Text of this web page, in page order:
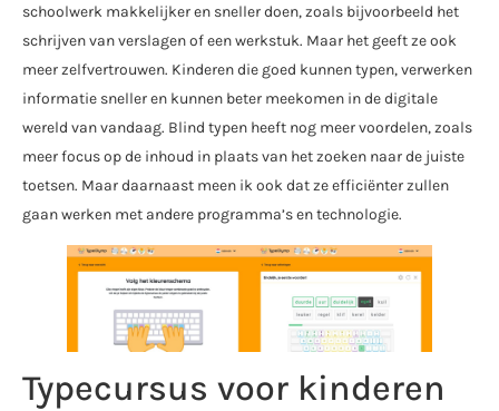
schoolwerk makkelijker en sneller doen, zoals bijvoorbeeld het
schrijven van verslagen of een werkstuk. Maar het geeft ze ook
meer zelfvertrouwen. Kinderen die goed kunnen typen, verwerken
informatie sneller en kunnen beter meekomen in de digitale
wereld van vandaag. Blind typen heeft nog meer voordelen, zoals
meer focus op de inhoud in plaats van het zoeken naar de juiste
toetsen. Maar daarnaast meen ik ook dat ze efficiënter zullen
gaan werken met andere programma’s en technologie.
Typecursus voor kinderen